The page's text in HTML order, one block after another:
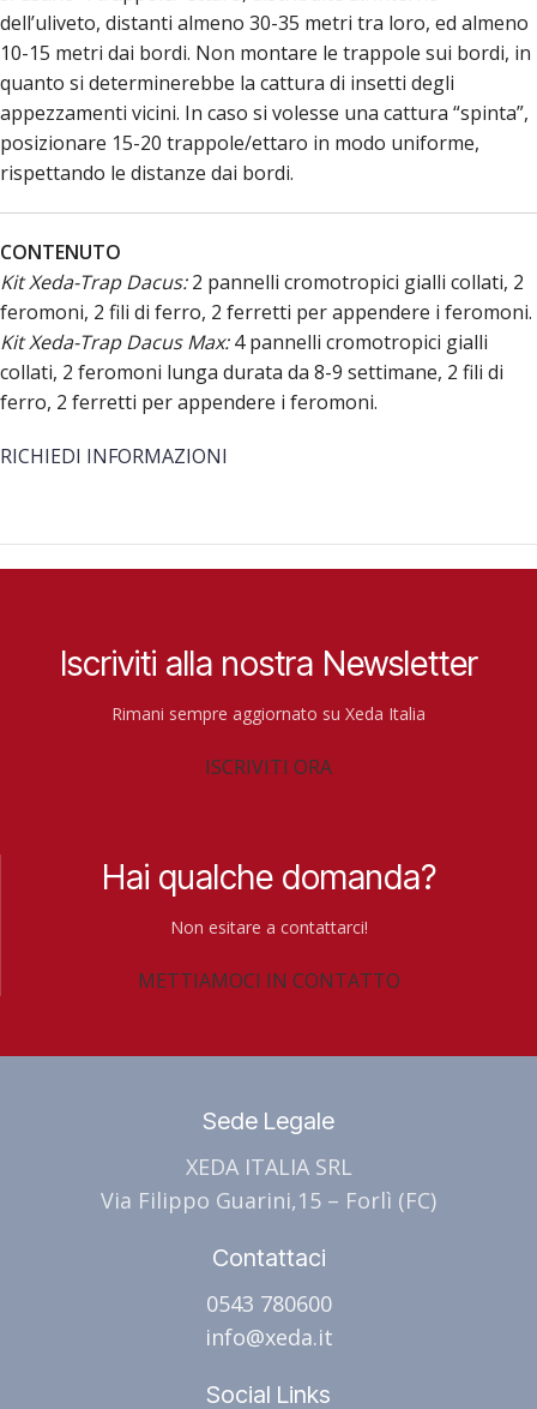
dell’uliveto, distanti almeno 30-35 metri tra loro, ed almeno
10-15 metri dai bordi. Non montare le trappole sui bordi, in
quanto si determinerebbe la cattura di insetti degli
appezzamenti vicini. In caso si volesse una cattura “spinta”,
posizionare 15-20 trappole/ettaro in modo uniforme,
rispettando le distanze dai bordi.
CONTENUTO
Kit Xeda-Trap Dacus:2 pannelli cromotropici gialli collati, 2
feromoni, 2 fili di ferro, 2 ferretti per appendere i feromoni.
Kit Xeda-Trap Dacus Max:4 pannelli cromotropici gialli
collati, 2 feromoni lunga durata da 8-9 settimane, 2 fili di
ferro, 2 ferretti per appendere i feromoni.
RICHIEDI INFORMAZIONI
Iscriviti alla nostra Newsletter
Rimani sempre aggiornato su Xeda Italia
ISCRIVITI ORA
Hai qualche domanda?
Non esitare a contattarci!
METTIAMOCI IN CONTATTO
Sede Legale
XEDA ITALIA SRL
Via Filippo Guarini,15 – Forlì (FC)
Contattaci
0543 780600
info@xeda.it
Social Links